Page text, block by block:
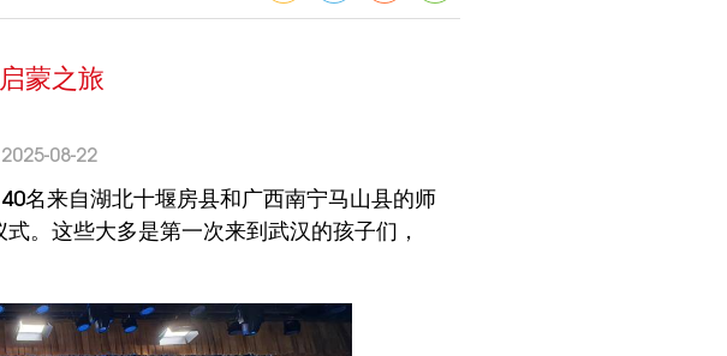
蒙之旅
08-22
名来自湖北十堰房县和广西南宁马山县的师
。这些大多是第一次来到武汉的孩子们，